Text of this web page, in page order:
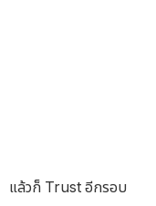
แล้วก็ Trust อีกรอบ